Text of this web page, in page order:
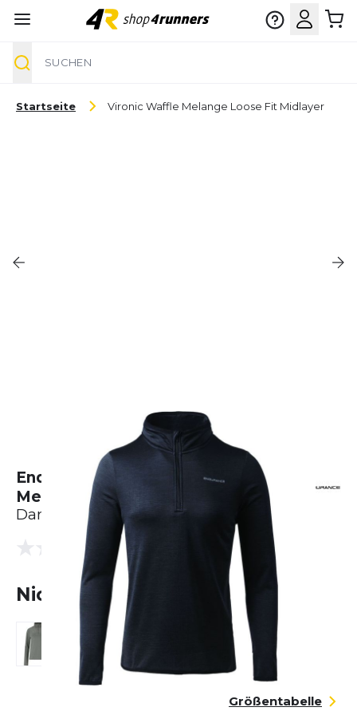
Startseite Vironic Waffle Melange Loose Fit Midlayer
Endurance Vironic Waffle
Melange Loose Fit Midlayer
Damen
0.0 (0 Bewertungen)
Nicht lieferbar
Größentabelle